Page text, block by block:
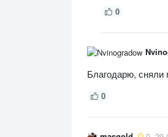
0
Благодарю, сняли
0